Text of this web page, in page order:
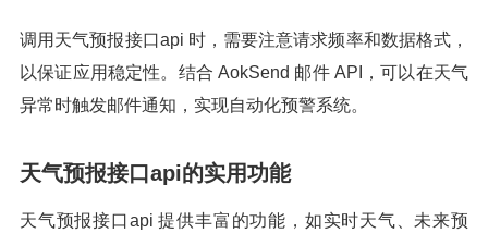
调用天气预报接口api 时，需要注意请求频率和数据格式，
以保证应用稳定性。结合 AokSend 邮件 API，可以在天气
异常时触发邮件通知，实现自动化预警系统。
天气预报接口api的实用功能
天气预报接口api 提供丰富的功能，如实时天气、未来预